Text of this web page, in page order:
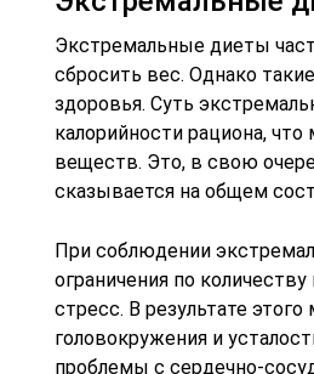
Экстремальные диеты
сбросить вес. Однако
здоровья. Суть
калорийности рациона,
веществ. Это, в свою
сказывается на общем
При соблюдении
ограничения по
стресс. В результате
головокружения и
проблемы с сердечно-